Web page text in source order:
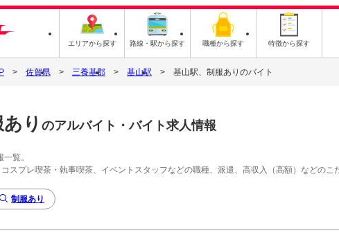
エリアから探す 路線・駅から探す 職種から探す 特徴から探す
佐賀県 三養基郡 基山駅 基山駅、制服ありのバイト
り のアルバイト・バイト求人情報
覧。
スプレ喫茶・執事喫茶、イベントスタッフなどの職種、派遣、高収入（高額）などのこ
制服あり